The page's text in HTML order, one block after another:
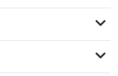
expand_more
expand_more